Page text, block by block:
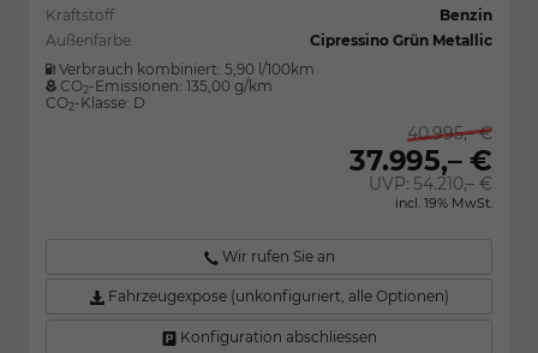
Kraftstoff
Benzin
Außenfarbe
Cipressino Grün Metallic
Verbrauch kombiniert: 5,90 l/100km
CO2-Emissionen: 135,00 g/km
CO2-Klasse: D
40.995,– €
37.995,– €
UVP:54.210,– €
incl. 19% MwSt.
Wir rufen Sie an
Fahrzeugexpose (unkonfiguriert, alle Optionen)
Konfiguration abschliessen